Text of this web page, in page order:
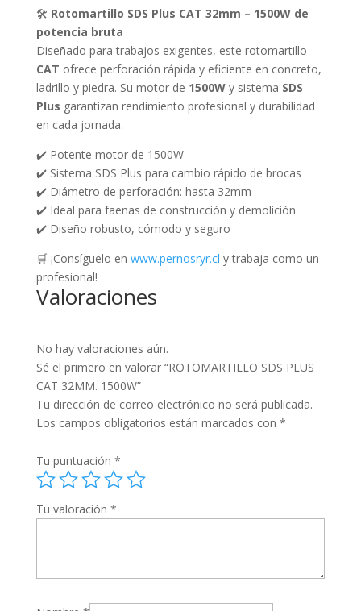
🛠️ Rotomartillo SDS Plus CAT 32mm – 1500W de
potencia bruta
Diseñado para trabajos exigentes, este rotomartillo
CAT ofrece perforación rápida y eficiente en concreto,
ladrillo y piedra. Su motor de 1500Wy sistema SDS
Plus garantizan rendimiento profesional y durabilidad
en cada jornada.
✔️ Potente motor de 1500W
✔️ Sistema SDS Plus para cambio rápido de brocas
✔️ Diámetro de perforación: hasta 32mm
✔️ Ideal para faenas de construcción y demolición
✔️ Diseño robusto, cómodo y seguro
🛒 ¡Consíguelo en www.pernosryr.cl y trabaja como un
profesional!
Valoraciones
No hay valoraciones aún.
Sé el primero en valorar “ROTOMARTILLO SDS PLUS
CAT 32MM. 1500W”
Tu dirección de correo electrónico no será publicada.
Los campos obligatorios están marcados con *
Tu puntuación *
Tu valoración *